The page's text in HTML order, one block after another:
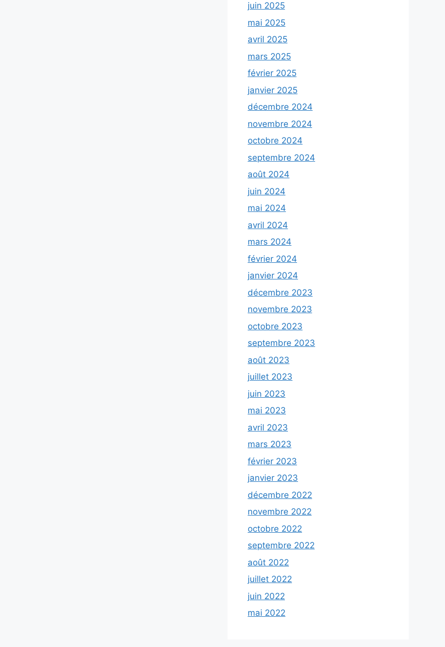
juin 2025
mai 2025
avril 2025
mars 2025
février 2025
janvier 2025
décembre 2024
novembre 2024
octobre 2024
septembre 2024
août 2024
juin 2024
mai 2024
avril 2024
mars 2024
février 2024
janvier 2024
décembre 2023
novembre 2023
octobre 2023
septembre 2023
août 2023
juillet 2023
juin 2023
mai 2023
avril 2023
mars 2023
février 2023
janvier 2023
décembre 2022
novembre 2022
octobre 2022
septembre 2022
août 2022
juillet 2022
juin 2022
mai 2022